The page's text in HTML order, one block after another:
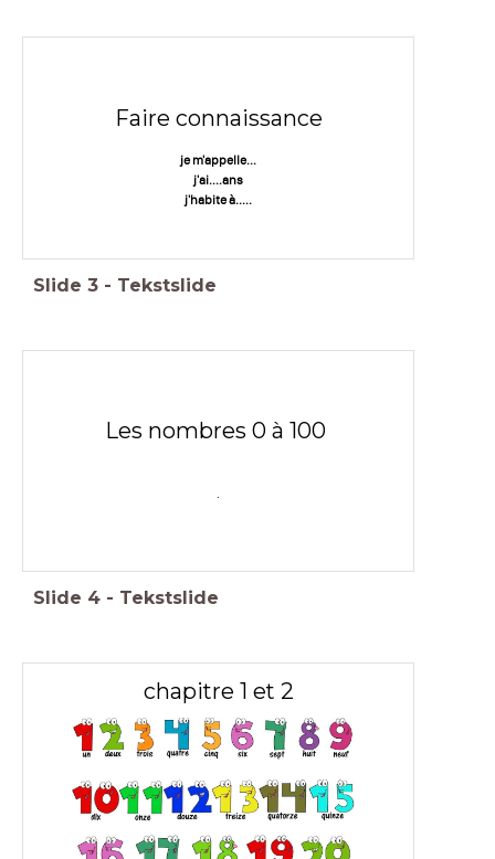
Faire connaissance
je m'appelle...
j'ai....ans
j'habite à.....
Slide 3 - Tekstslide
Les nombres 0 à 100
.
Slide 4 - Tekstslide
chapitre 1 et 2